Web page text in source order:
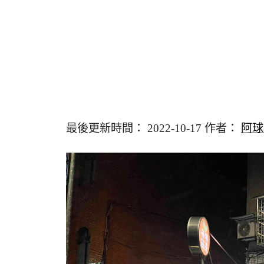
最後更新時間： 2022-10-17 作者： 阿